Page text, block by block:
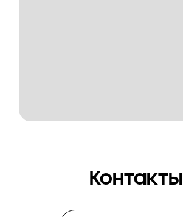
Контакты